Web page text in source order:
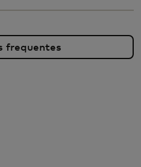
frequentes